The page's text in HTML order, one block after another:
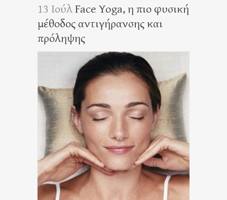
13 ΙούλFace Yoga, η πιο φυσική
μέθοδος αντιγήρανσης και
πρόληψης